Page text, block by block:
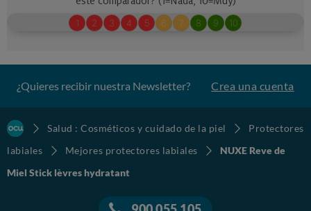
¿Quieres recibir nuestra Newsletter? Crea una cuenta
Salud : Cosméticos y cuidado de la piel
Protectores
labiales
Mejores protectores labiales
NUXE Reve de
Miel Stick lèvres hydratant